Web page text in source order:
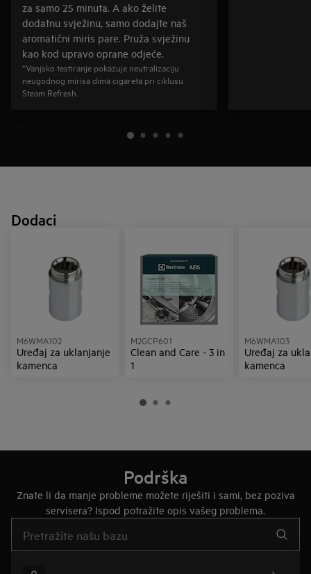
za samo 25 minuta. A ako želite
dodatnu svježinu, samo dodajte naš
aromatični miris pare. Pruža svježinu
kao kod upravo oprane odjeće.
*Vanjsko testiranje pokazuje neutralizaciju
neugodnog mirisa dima cigareta pri ciklusu
Steam Refresh.
Dodaci
M6WMA102
Uređaj za uklanjanje
kamenca
M2GCP601
Clean and Care - 3 in
1
M6WMA103
Uređaj za
kamenca
Podrška
Znate li da manje probleme možete riješiti i sami, bez poziva
servisera? Ispod potražite opis vašeg problema.